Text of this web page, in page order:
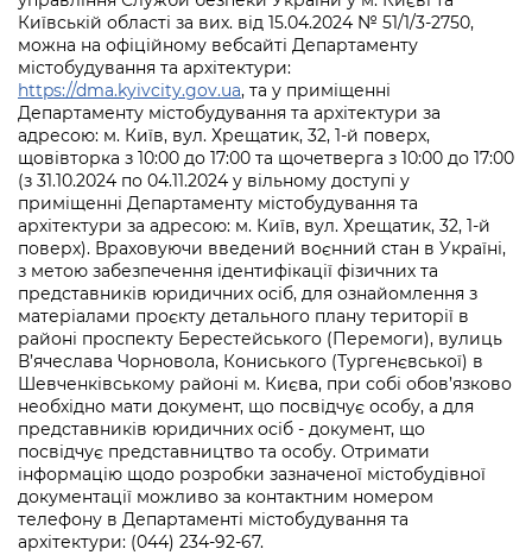
Київській області за вих. від 15.04.2024 № 51/1/3-2750,
можна на офіційному вебсайті Департаменту
містобудування та архітектури:
https://dma.kyivcity.gov.ua, та у приміщенні
Департаменту містобудування та архітектури за
адресою: м. Київ, вул. Хрещатик, 32, 1-й поверх,
щовівторка з 10:00 до 17:00 та щочетверга з 10:00 до 17:00
(з 31.10.2024 по 04.11.2024 у вільному доступі у
приміщенні Департаменту містобудування та
архітектури за адресою: м. Київ, вул. Хрещатик, 32, 1-й
поверх). Враховуючи введений воєнний стан в Україні,
з метою забезпечення ідентифікації фізичних та
представників юридичних осіб, для ознайомлення з
матеріалами проєкту детального плану території в
районі проспекту Берестейського (Перемоги), вулиць
В’ячеслава Чорновола, Кониського (Тургенєвської) в
Шевченківському районі м. Києва, при собі обов’язково
необхідно мати документ, що посвідчує особу, а для
представників юридичних осіб - документ, що
посвідчує представництво та особу. Отримати
інформацію щодо розробки зазначеної містобудівної
документації можливо за контактним номером
телефону в Департаменті містобудування та
архітектури: (044) 234-92-67.